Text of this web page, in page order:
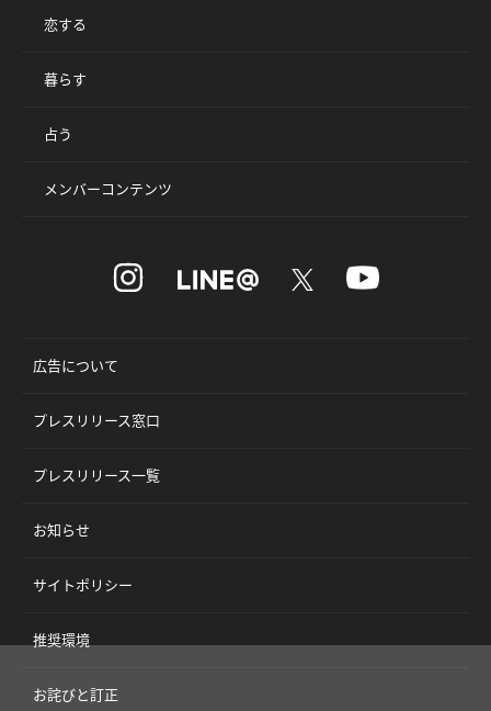
恋する
暮らす
占う
メンバーコンテンツ
広告について
プレスリリース窓口
プレスリリース一覧
お知らせ
サイトポリシー
推奨環境
お詫びと訂正